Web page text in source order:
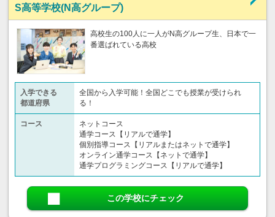
S高等学校(N高グループ)
高校生の100人に一人がN高グループ生、日本で一
番選ばれている高校
入学できる
都道府県
全国から入学可能！全国どこでも授業が受けられ
る！
コース
ネットコース
通学コース【リアルで通学】
個別指導コース【リアルまたはネットで通学】
オンライン通学コース【ネットで通学】
通学プログラミングコース【リアルで通学】
この学校にチェック